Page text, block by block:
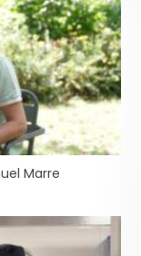
Marre